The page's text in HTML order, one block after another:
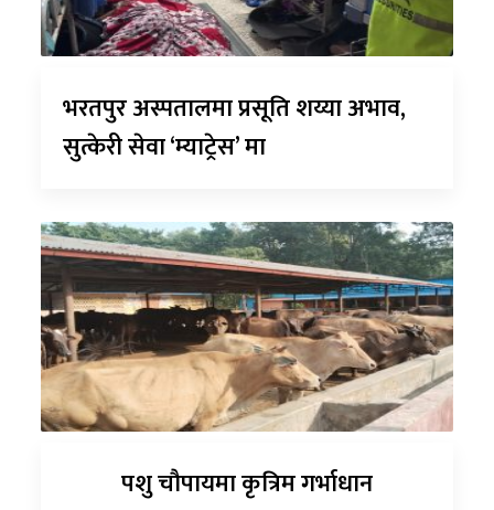
भरतपुर अस्पतालमा प्रसूति शय्या अभाव,
सुत्केरी सेवा ‘म्याट्रेस’ मा
पशु चौपायमा कृत्रिम गर्भाधान